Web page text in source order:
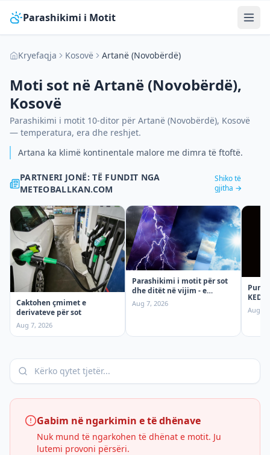
Parashikimi i Motit
Kryefaqja Kosovë Artanë (Novobërdë)
Moti sot nëArtanë (Novobërdë),
Kosovë
Parashikimi i motit 10-ditor për Artanë (Novobërdë), Kosovë
— temperatura, era dhe reshjet.
Artana ka klimë kontinentale malore me dimra të ftoftë.
PARTNERI JONË: TË FUNDIT NGA
METEOBALLKAN.COM
Shiko të
gjitha →
Caktohen çmimet e
derivateve për sot
Aug 7, 2026
Parashikimi i motit për sot
dhe ditët në vijim - e
premte
Aug 7, 2026
Aug 7,
Gabim në ngarkimin e të dhënave
Nuk mund të ngarkohen të dhënat e motit. Ju
lutemi provoni përsëri.